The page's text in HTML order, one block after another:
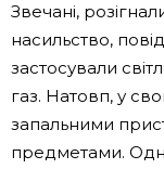
Звечані,
насильство,
застосували
газ. Натовп, у
запальними
предметами.